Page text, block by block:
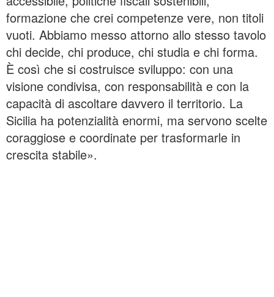
formazione che crei competenze vere, non titoli
vuoti. Abbiamo messo attorno allo stesso tavolo
chi decide, chi produce, chi studia e chi forma.
È così che si costruisce sviluppo: con una
visione condivisa, con responsabilità e con la
capacità di ascoltare davvero il territorio. La
Sicilia ha potenzialità enormi, ma servono scelte
coraggiose e coordinate per trasformarle in
crescita stabile».